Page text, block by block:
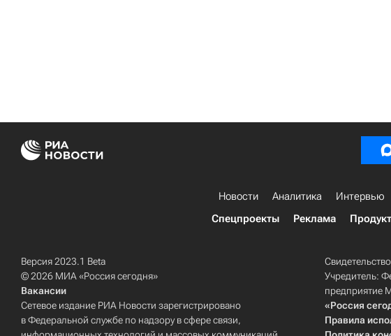
Новости Аналитика Интервью
Спецпроекты
Реклама
Версия 2023.1 Beta
© 2026 МИА «Россия сегодня»
Вакансии
Сетевое издание РИА Новости зарегистрировано
в Федеральной службе по надзору в сфере связи,
Учредитель:
предприятие
«Россия
Правила